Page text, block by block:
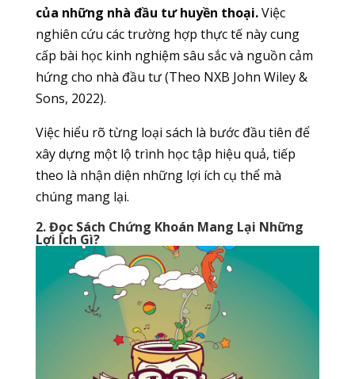
của những nhà đầu tư huyền thoại.Việc
nghiên cứu các trường hợp thực tế này cung
cấp bài học kinh nghiệm sâu sắc và nguồn cảm
hứng cho nhà đầu tư (Theo NXB John Wiley &
Sons, 2022).
Việc hiểu rõ từng loại sách là bước đầu tiên để
xây dựng một lộ trình học tập hiệu quả, tiếp
theo là nhận diện những lợi ích cụ thể mà
chúng mang lại.
2. Đọc Sách Chứng Khoán Mang Lại Những
Lợi Ích Gì?